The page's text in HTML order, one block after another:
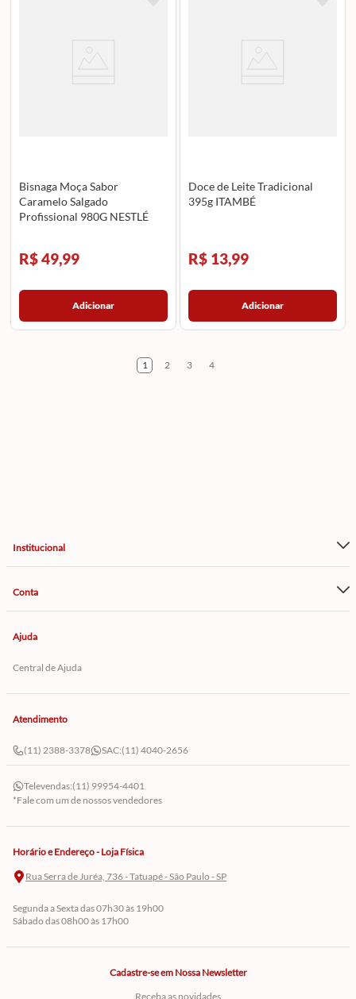
Bisnaga Moça Sabor
Caramelo Salgado
Profissional 980G NESTLÉ
R$ 49,99
Adicionar
Doce de Leite Tradicional
395g ITAMBÉ
R$ 13,99
Adicionar
1 2 3 4
Institucional
Conta
Ajuda
Central de Ajuda
Atendimento
(11) 2388-3378 SAC:(11) 4040-2656
Televendas:(11) 99954-4401
*Fale com um de nossos vendedores
Horário e Endereço - Loja Física
Rua Serra de Juréa, 736 - Tatuapé - São Paulo - SP
Segunda a Sexta das 07h30 às 19h00
Sábado das 08h00 às 17h00
Cadastre-se em Nossa Newsletter
Receba as novidades